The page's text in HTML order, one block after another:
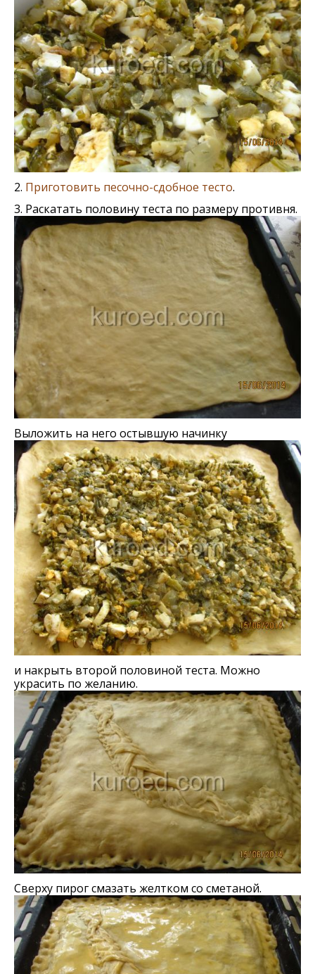
2. Приготовить песочно-сдобное тесто.
3. Раскатать половину теста по размеру противня.
Выложить на него остывшую начинку
и накрыть второй половиной теста. Можно
украсить по желанию.
Сверху пирог смазать желтком со сметаной.